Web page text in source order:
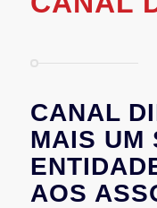
CANAL
MAIS UM
AOS